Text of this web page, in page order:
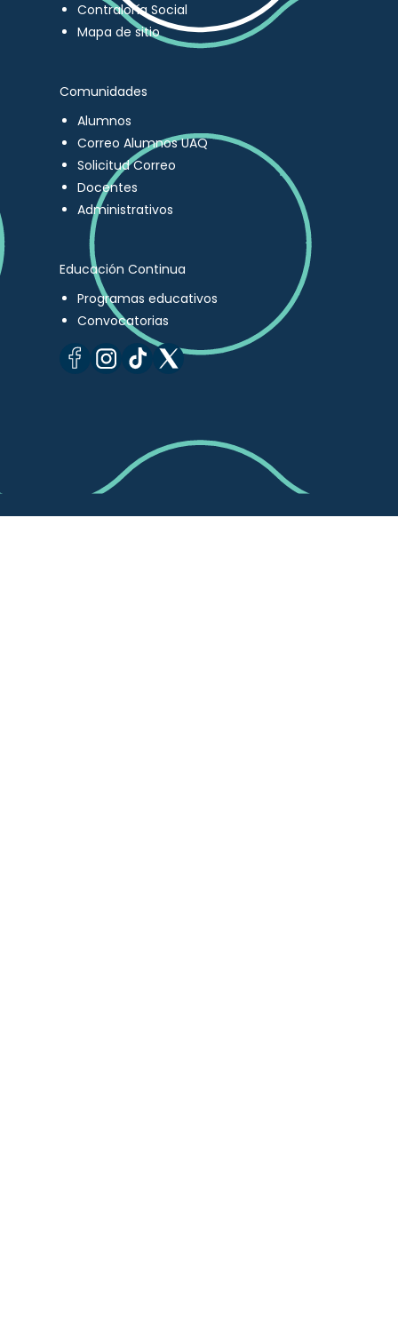
Contraloría Social
Mapa de sitio
Comunidades
Alumnos
Correo Alumnos UAQ
Solicitud Correo
Docentes
Administrativos
Educación Continua
Programas educativos
Convocatorias